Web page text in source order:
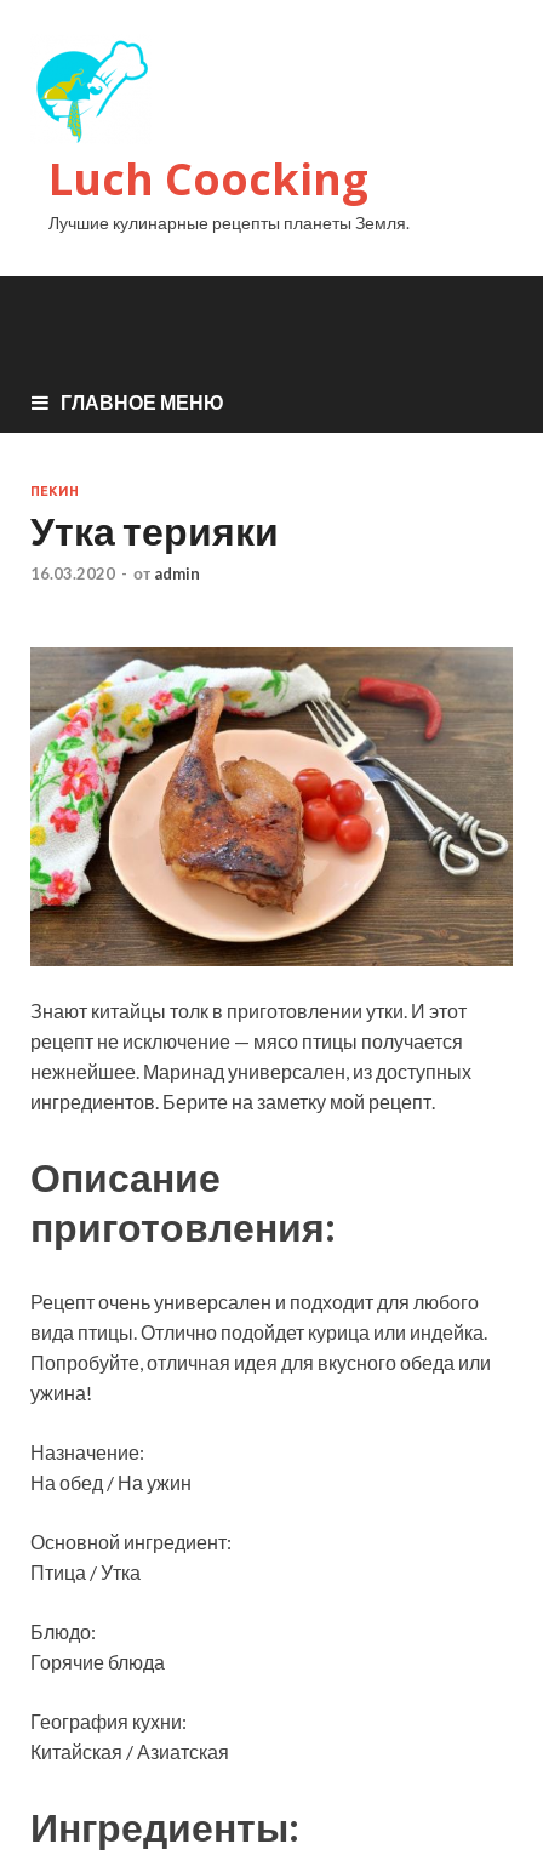
Luch Coocking
Лучшие кулинарные рецепты планеты Земля.
ГЛАВНОЕ МЕНЮ
ПЕКИН
Утка терияки
16.03.2020 - от admin
Знают китайцы толк в приготовлении утки. И этот
рецепт не исключение — мясо птицы получается
нежнейшее. Маринад универсален, из доступных
ингредиентов. Берите на заметку мой рецепт.
Описание
приготовления:
Рецепт оченьуниверсален и подходит для любого
вида птицы. Отлично подойдет курица или индейка.
Попробуйте, отличная идея для вкусного обеда или
ужина!
Назначение:
На обед / На ужин
Основной ингредиент:
Птица / Утка
Блюдо:
Горячие блюда
География кухни:
Китайская / Азиатская
Ингредиенты: